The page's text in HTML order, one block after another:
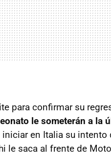
para confirmar su
le someterán a la
iniciar en Italia su
le saca al frente de